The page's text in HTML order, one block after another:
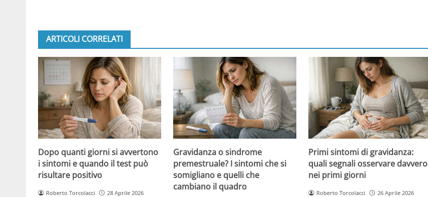
ARTICOLI CORRELATI
Dopo quanti giorni si avvertono
i sintomi e quando il test può
risultare positivo
Roberto Torcolacci 28 Aprile 2026
Gravidanza o sindrome
premestruale? I sintomi che si
somigliano e quelli che
cambiano il quadro
Primi sintomi di gravidanza:
quali segnali osservare davvero
nei primi giorni
Roberto Torcolacci 26 Aprile 2026